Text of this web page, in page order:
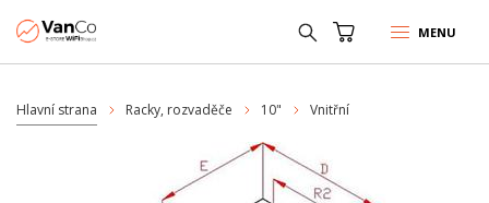
MENU
Hlavní strana Racky, rozvaděče 10" Vnitřní